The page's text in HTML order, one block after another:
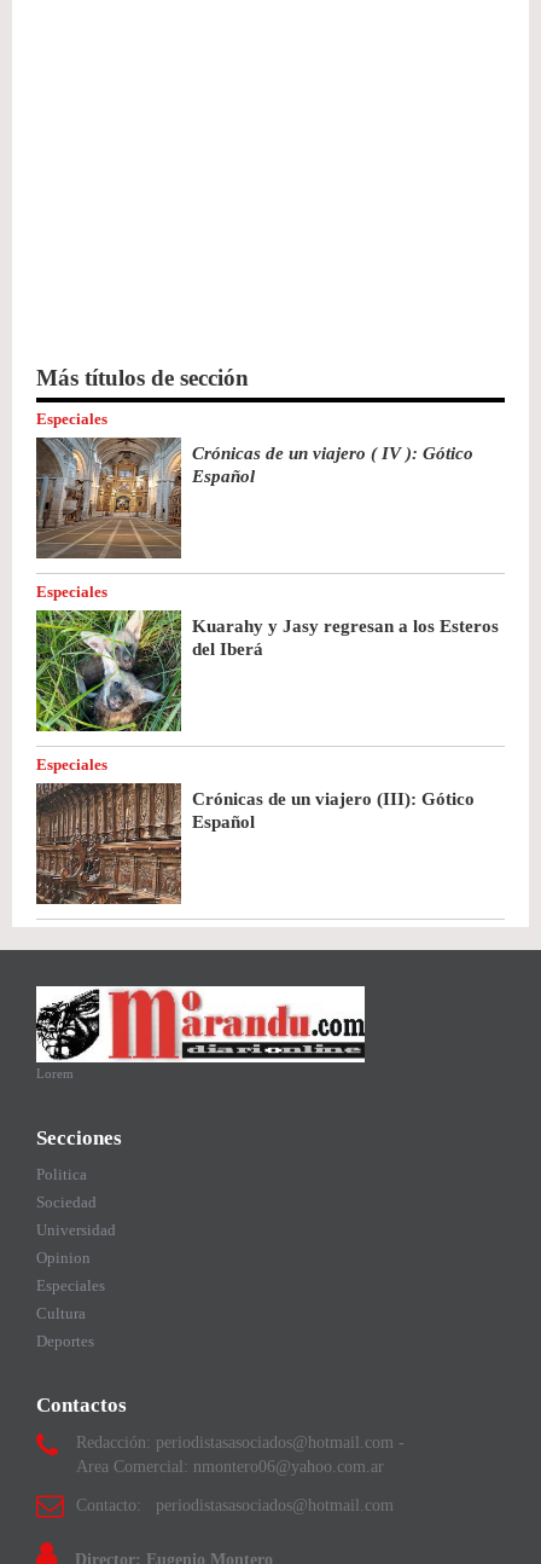
Más títulos de sección
Especiales
Crónicas de un viajero ( IV ): Gótico
Español
Especiales
Kuarahy y Jasy regresan a los Esteros
del Iberá
Especiales
Crónicas de un viajero (III): Gótico
Español
Lorem
Secciones
Politica
Sociedad
Universidad
Opinion
Especiales
Cultura
Deportes
Contactos
Redacción: periodistasasociados@hotmail.com -
Area Comercial: nmontero06@yahoo.com.ar
Contacto: periodistasasociados@hotmail.com
Director: Eugenio Montero